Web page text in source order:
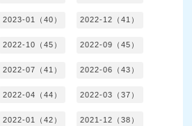
2023-01（40） 2022-12（41）
2022-10（45） 2022-09（45）
2022-07（41） 2022-06（43）
2022-04（44） 2022-03（37）
2022-01（42） 2021-12（38）